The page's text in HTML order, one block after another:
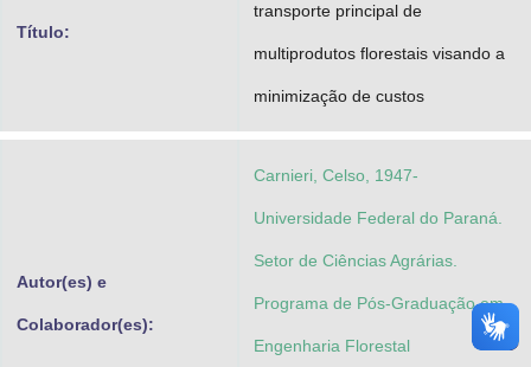
Título:
transporte principal de
multiprodutos florestais visando a
minimização de custos
Autor(es) e
Colaborador(es):
Carnieri, Celso, 1947-
Universidade Federal do Paraná.
Setor de Ciências Agrárias.
Programa de Pós-Graduação em
Engenharia Florestal